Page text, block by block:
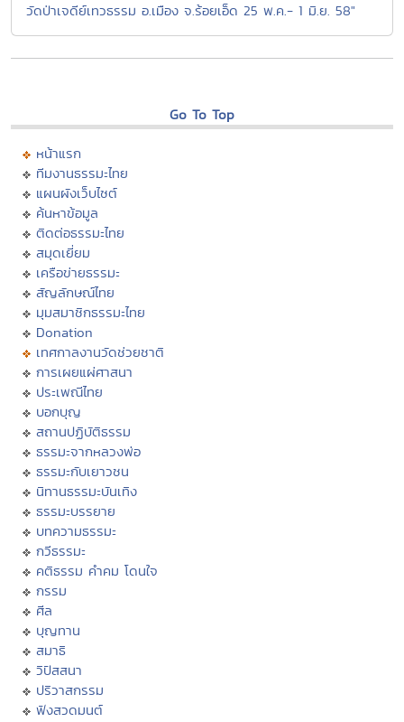
วัดป่าเจดีย์เทวธรรม อ.เมือง จ.ร้อยเอ็ด 25 พ.ค.- 1 มิ.ย. 58"
Go To Top
หน้าแรก
ทีมงานธรรมะไทย
แผนผังเว็บไซต์
ค้นหาข้อมูล
ติดต่อธรรมะไทย
สมุดเยี่ยม
เครือข่ายธรรมะ
สัญลักษณ์ไทย
มุมสมาชิกธรรมะไทย
Donation
เทศกาลงานวัดช่วยชาติ
การเผยแผ่ศาสนา
ประเพณีไทย
บอกบุญ
สถานปฏิบัติธรรม
ธรรมะจากหลวงพ่อ
ธรรมะกับเยาวชน
นิทานธรรมะบันเทิง
ธรรมะบรรยาย
บทความธรรมะ
กวีธรรมะ
คติธรรม คำคม โดนใจ
กรรม
ศีล
บุญทาน
สมาธิ
วิปัสสนา
ปริวาสกรรม
ฟังสวดมนต์